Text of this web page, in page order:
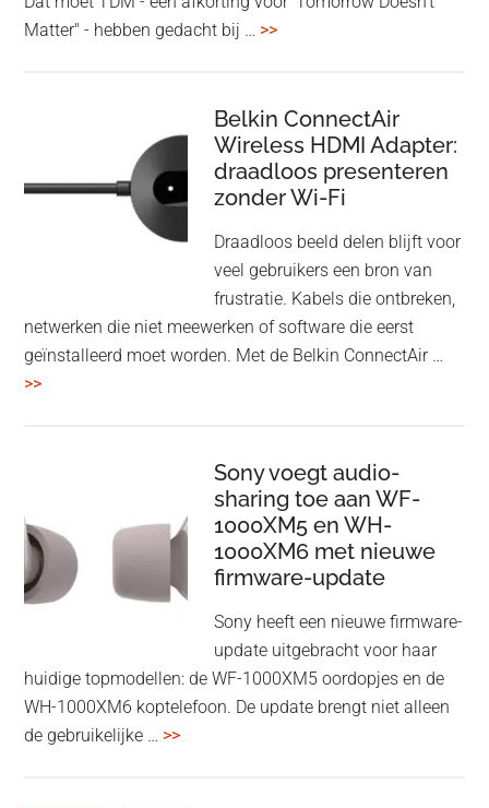
Matter" - hebben gedacht bij … >>overHoofdtelefoon
Speaker
in
een
twist
Belkin ConnectAir
Wireless HDMI Adapter:
draadloos presenteren
zonder Wi-Fi
Draadloos beeld delen blijft voor
veel gebruikers een bron van
frustratie. Kabels die ontbreken,
netwerken die niet meewerken of software die eerst
geïnstalleerd moet worden. Met de Belkin ConnectAir …
>>overBelkin
draadloos
presenteren
zonder
Wi-
Sony voegt audio-
sharing toe aan WF-
1000XM5 en WH-
1000XM6 met nieuwe
firmware-update
Sony heeft een nieuwe firmware-
update uitgebracht voor haar
huidige topmodellen: de WF-1000XM5 oordopjes en de
WH-1000XM6 koptelefoon. De update brengt niet alleen
de gebruikelijke … >>overSony